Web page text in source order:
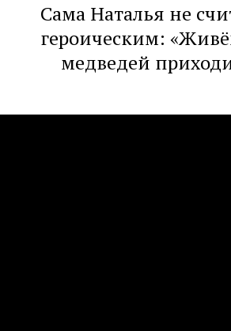
Сама Наталья не
героическим:
медведей